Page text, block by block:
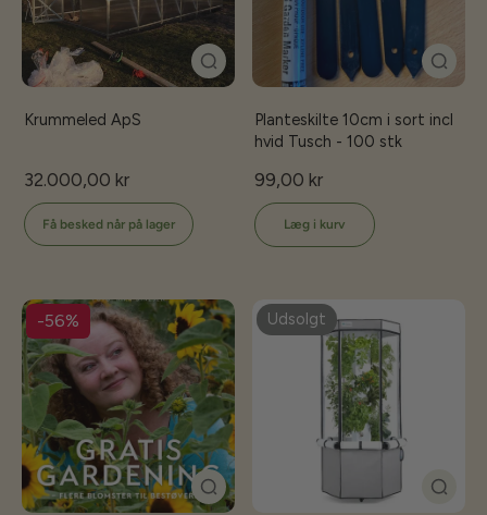
Krummeled ApS
32.000,00 kr
Få besked når på lager
Planteskilte 10cm i sort incl
hvid Tusch - 100 stk
99,00 kr
Læg i kurv
-56% Udsolgt